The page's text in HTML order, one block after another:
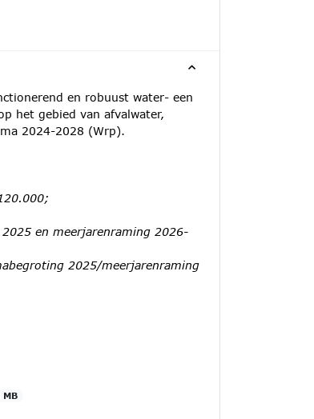
en robuust water- een
het gebied van afvalwater,
2024-2028 (Wrp).
en meerjarenraming 2026-
2025/meerjarenraming
MB